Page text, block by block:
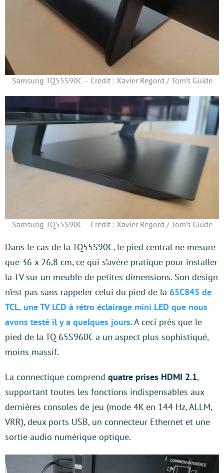
Samsung TQ55S90C – Crédit : Xavier Regord / Tom’s Guide
Samsung TQ55S90C – Crédit : Xavier Regord / Tom’s Guide
Dans le cas de la TQ55S90C, le pied central ne mesure
que 36 x 26,8 cm, ce qui s’avère pratique pour installer
la TV sur un meuble de petites dimensions. Son design
n’est pas sans rappeler celui du pied de la 65C845 de
TCL, une TV LCD à rétro éclairage mini LED que nous
avons testé il y a quelques jours. A ceci près que le
pied de la TQ 65S960C a un aspect plus sophistiqué,
moins massif.
La connectique comprend quatre prises HDMI 2.1,
supportant toutes les fonctions indispensables aux
dernières consoles de jeu (mode 4K en 144 Hz, ALLM,
VRR), deux ports USB, un connecteur Ethernet et une
sortie audio numérique optique.